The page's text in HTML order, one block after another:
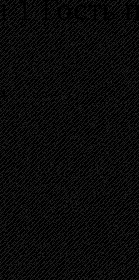
1 Гость